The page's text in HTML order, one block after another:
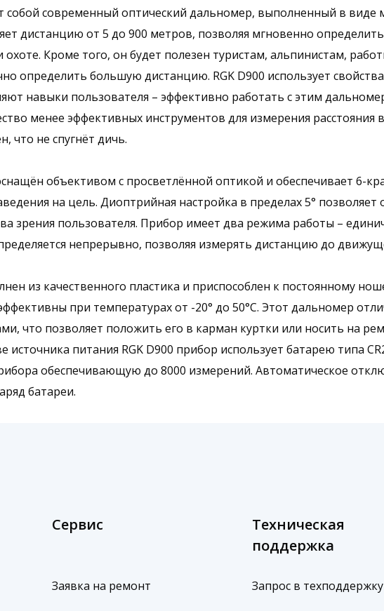
собой современный оптический дальномер, выполненный в виде
дистанцию от 5 до 900 метров, позволяя мгновенно
Кроме того, он будет полезен туристам, альпинистам,
определить большую дистанцию. RGK D900 использует
навыки пользователя – эффективно работать с этим
менее эффективных инструментов для измерения расстояния
что не спугнёт дичь.
объективом с просветлённой оптикой и обеспечивает 6-
на цель. Диоптрийная настройка в пределах 5°
зрения пользователя. Прибор имеет два режима работы –
непрерывно, позволяя измерять дистанцию до
из качественного пластика и приспособлен к постоянному
при температурах от -20° до 50°C. Этот дальномер
что позволяет положить его в карман куртки или носить на
источника питания RGK D900 прибор использует батарею типа
обеспечивающую до 8000 измерений. Автоматическое
батареи.
Сервис
Заявка на ремонт
Техническая
поддержка
Запрос в техподдержку